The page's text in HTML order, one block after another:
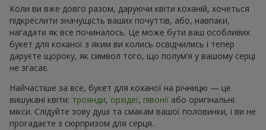
Коли ви вже довго разом, даруючи квіти коханій, хочеться
підкреслити значущість ваших почуттів, або, навпаки,
нагадати як все починалось. Це може бути ваш особливих
букет для коханої з яким ви колись освідчились і тепер
даруєте щороку, як символ того, що полум’я у вашому серці
не згасає.
Найчастіше за все, букет для коханої на річницю — це
вишукані квіти: троянди, орхідеї, півонії або оригінальні
мікси. Слідуйте зову душі та смакам вашої половинки, і ви не
прогадаєте з сюрпризом для серця.